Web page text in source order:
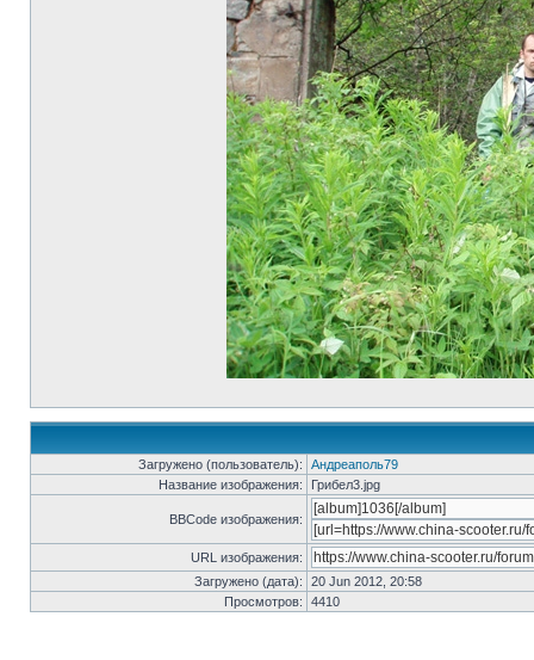
Загружено (пользователь):
Андреаполь79
Название изображения:
Грибел3.jpg
BBCode изображения:
URL изображения:
Загружено (дата):
20 Jun 2012, 20:58
Просмотров:
4410